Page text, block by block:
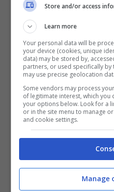
di lana realizzate dai
potranno essere
le iniziative contro la
Sarà un momento
Luca Martello,
Abbiamo chiesto a
per Giulia nel luogo
raccolto tanto
dimostrare”.
Store and/or access
Learn more
Your personal data will be
your device (cookies, unique
data) may be stored by,
partners, or used specifically
may use precise geolocation
Some vendors may process
of legitimate interest, which you
your options below. Look for a
or in the site menu to manage
and cookie settings.
Manage